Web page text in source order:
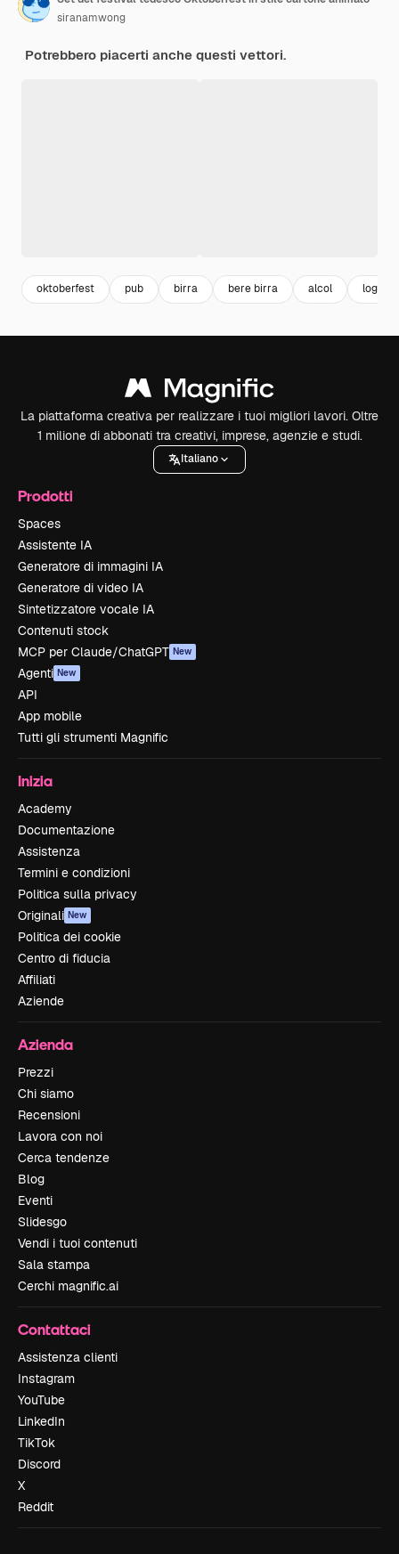
siranamwong
Potrebbero piacerti anche questi vettori.
oktoberfest pub birra bere birra alcol logo
La piattaforma creativa per realizzare i tuoi migliori lavori. Oltre
1 milione di abbonati tra creativi, imprese, agenzie e studi.
Italiano
Prodotti
Spaces
Assistente IA
Generatore di immagini IA
Generatore di video IA
Sintetizzatore vocale IA
Contenuti stock
MCP per Claude/ChatGPT New
Agenti New
API
App mobile
Tutti gli strumenti Magnific
Inizia
Academy
Documentazione
Assistenza
Termini e condizioni
Politica sulla privacy
Originali New
Politica dei cookie
Centro di fiducia
Affiliati
Aziende
Azienda
Prezzi
Chi siamo
Recensioni
Lavora con noi
Cerca tendenze
Blog
Eventi
Slidesgo
Vendi i tuoi contenuti
Sala stampa
Cerchi magnific.ai
Contattaci
Assistenza clienti
Instagram
YouTube
LinkedIn
TikTok
Discord
X
Reddit